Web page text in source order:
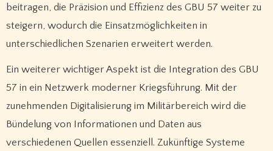
beitragen, die Präzision und Effizienz des GBU 57 weiter zu
steigern, wodurch die Einsatzmöglichkeiten in
unterschiedlichen Szenarien erweitert werden.
Ein weiterer wichtiger Aspekt ist die Integration des GBU
57 in ein Netzwerk moderner Kriegsführung. Mit der
zunehmenden Digitalisierung im Militärbereich wird die
Bündelung von Informationen und Daten aus
verschiedenen Quellen essenziell. Zukünftige Systeme